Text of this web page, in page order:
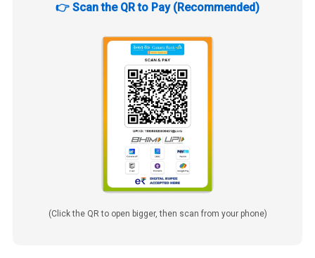
👉 Scan the QR to Pay (Recommended)
(Click the QR to open bigger, then scan from your phone)